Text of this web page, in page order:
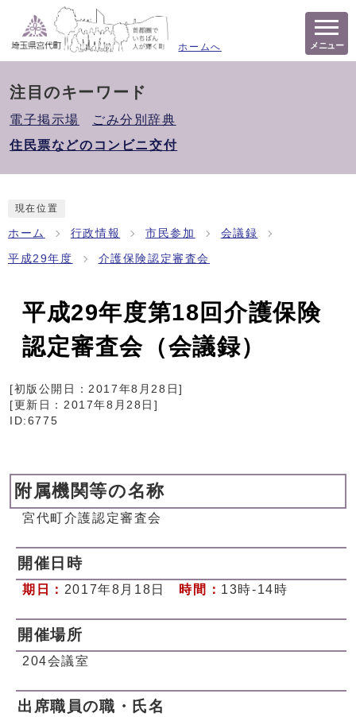
ホームへ メニュー
注目のキーワード
電子掲示場
ごみ分別辞典
住民票などのコンビニ交付
現在位置
ホーム 行政情報 市民参加 会議録
平成29年度 介護保険認定審査会
平成29年度第18回介護保険
認定審査会（会議録）
[初版公開日：2017年8月28日]
[更新日： 2017年8月28日 ]
ID:6775
附属機関等の名称
宮代町介護認定審査会
開催日時
期日： 2017年8月18日 時間： 13時-14時
開催場所
204会議室
出席職員の職・氏名